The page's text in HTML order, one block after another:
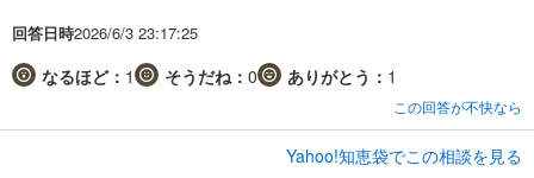
回答日時2026/6/3 23:17:25
なるほど： 1 そうだね： 0 ありがとう： 1
この回答が不快なら
Yahoo!知恵袋でこの相談を見る